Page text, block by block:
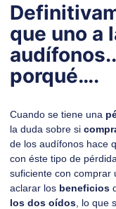
que uno a
audífonos..
porqué….
Cuando se tiene una
la duda sobre si
de los audífonos hace
con éste tipo de
suficiente con comprar
aclarar los beneficios
los dos oídos , lo que